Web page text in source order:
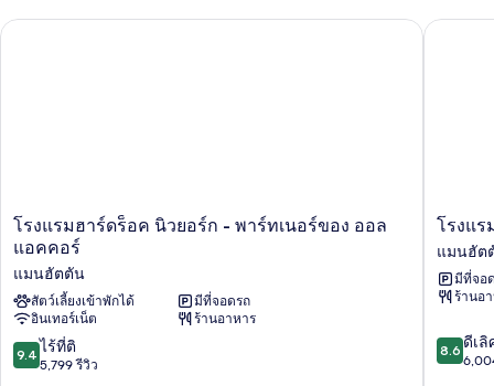
พัก
โรง
แรม
ร็อค
นิวยอร์ก
-
พาร์
ท
โรงแรมฮาร์ดร็อค นิวยอร์ก - พาร์ทเนอร์ของ ออล
แอคคอร์
แมนฮัตตัน
สัตว์เลี้ยงเข้าพักได้
มีที่จอดรถ
อินเทอร์เน็ต
ร้านอาหาร
9.4
จาก
9.4 ไร้ที่ติ
5,799 รีวิว
โรงแรมฮาร์ดร็อค นิวยอร์ก - พาร์ทเนอร์ของ ออล แอคคอร์
โรง
เอ
ดิ
สัน
แคว
ร์
โรงแร
แมนฮัต
มีที่จอ
ร้านอ
8.6
จาก
8.6 ดีเลิ
โรงแรม